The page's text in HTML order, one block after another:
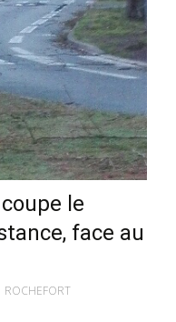
le
face au
ROCHEFORT